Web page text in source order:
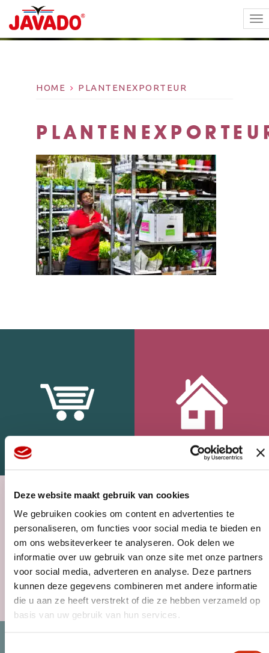
Deze website maakt gebruik van cookies
We gebruiken cookies om content en advertenties te
personaliseren, om functies voor social media te bieden en
om ons websiteverkeer te analyseren. Ook delen we
informatie over uw gebruik van onze site met onze partners
voor social media, adverteren en analyse. Deze partners
kunnen deze gegevens combineren met andere informatie
die u aan ze heeft verstrekt of die ze hebben verzameld op
basis van uw gebruik van hun services.
HOME PLANTENEXPORTEUR
HOME
MAGAZINE